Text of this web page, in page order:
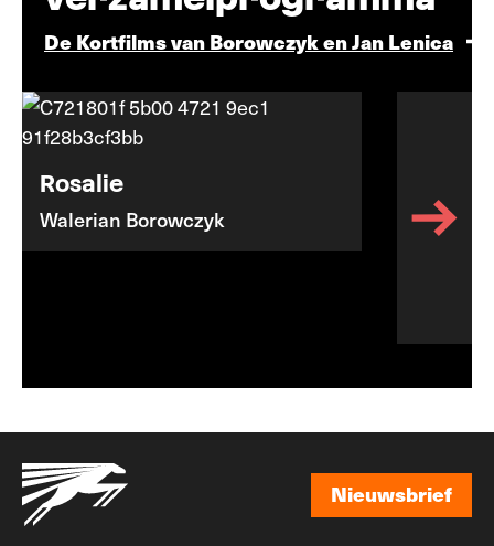
De Kortfilms van Borowczyk en Jan Lenica
Rosalie
Walerian Borowczyk
Nieuwsbrief